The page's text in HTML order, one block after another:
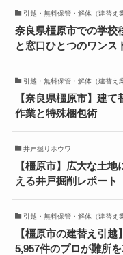
引越・無料保管・解体（建替え
奈良県橿原市での学校
と窓口ひとつのワンス
引越・無料保管・解体（建替え
【奈良県橿原市】建
作業と特殊梱包術
井戸掘りホウワ
【橿原市】広大な土
える井戸掘削レポート
引越・無料保管・解体（建替え
【橿原市の建替え引
5,957件のプロが難所